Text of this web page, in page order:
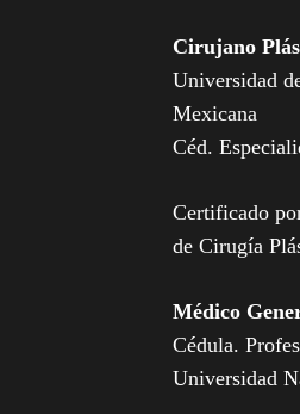
Cirujano
Universidad
Mexicana
Céd.
Certificado
de Cirugía
Médico
Cédula.
Universidad